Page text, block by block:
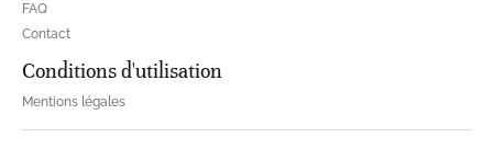
FAQ
Contact
Conditions d'utilisation
Mentions légales